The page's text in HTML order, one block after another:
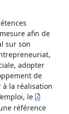
afin de
sur son
adopter
de
à la réalisation
le
référence